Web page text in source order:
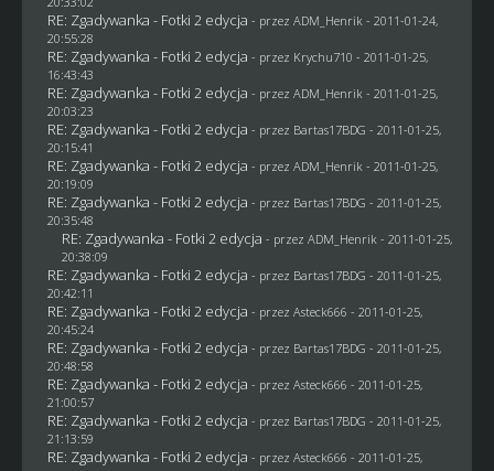
RE: Zgadywanka - Fotki 2 edycja - przez ADM_Henrik- 2011-01-24,
20:55:28
RE: Zgadywanka - Fotki 2 edycja - przez Krychu710 - 2011-01-25,
16:43:43
RE: Zgadywanka - Fotki 2 edycja - przez ADM_Henrik- 2011-01-25,
20:03:23
RE: Zgadywanka - Fotki 2 edycja - przez Bartas17BDG - 2011-01-25,
20:15:41
RE: Zgadywanka - Fotki 2 edycja - przez ADM_Henrik- 2011-01-25,
20:19:09
RE: Zgadywanka - Fotki 2 edycja - przez Bartas17BDG - 2011-01-25,
20:35:48
RE: Zgadywanka - Fotki 2 edycja - przez ADM_Henrik- 2011-01-25,
20:38:09
RE: Zgadywanka - Fotki 2 edycja - przez Bartas17BDG - 2011-01-25,
20:42:11
RE: Zgadywanka - Fotki 2 edycja - przez Asteck666 - 2011-01-25,
20:45:24
RE: Zgadywanka - Fotki 2 edycja - przez Bartas17BDG - 2011-01-25,
20:48:58
RE: Zgadywanka - Fotki 2 edycja - przez Asteck666 - 2011-01-25,
21:00:57
RE: Zgadywanka - Fotki 2 edycja - przez Bartas17BDG - 2011-01-25,
21:13:59
RE: Zgadywanka - Fotki 2 edycja - przez Asteck666 - 2011-01-25,